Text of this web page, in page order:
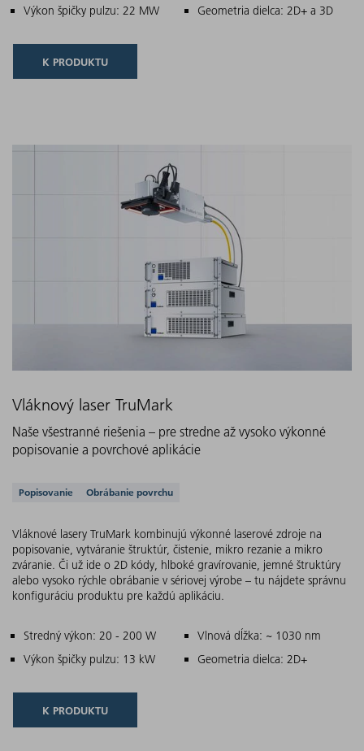
Výkon špičky pulzu: 22 MW
Geometria dielca: 2D+ a 3D
K PRODUKTU
Vláknový laser TruMark
Naše všestranné riešenia – pre stredne až vysoko výkonné
popisovanie a povrchové aplikácie
Podporované aplikácie
Popisovanie Obrábanie povrchu
Vláknové lasery TruMark kombinujú výkonné laserové zdroje na
popisovanie, vytváranie štruktúr, čistenie, mikro rezanie a mikro
zváranie. Či už ide o 2D kódy, hlboké gravírovanie, jemné štruktúry
alebo vysoko rýchle obrábanie v sériovej výrobe – tu nájdete správnu
konfiguráciu produktu pre každú aplikáciu.
Hlavné znaky
Stredný výkon: 20 - 200 W
Vlnová dĺžka: ~ 1030 nm
Výkon špičky pulzu: 13 kW
Geometria dielca: 2D+
K PRODUKTU